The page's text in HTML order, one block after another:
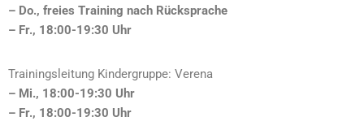
– Do., freies Training nach Rücksprache
– Fr., 18:00-19:30 Uhr
Trainingsleitung Kindergruppe: Verena
– Mi., 18:00-19:30 Uhr
– Fr., 18:00-19:30 Uhr